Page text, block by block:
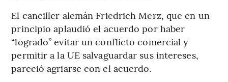
El canciller alemán Friedrich Merz, que en un
principio aplaudió el acuerdo por haber
“logrado” evitar un conflicto comercial y
permitir a la UE salvaguardar sus intereses,
pareció agriarse con el acuerdo.